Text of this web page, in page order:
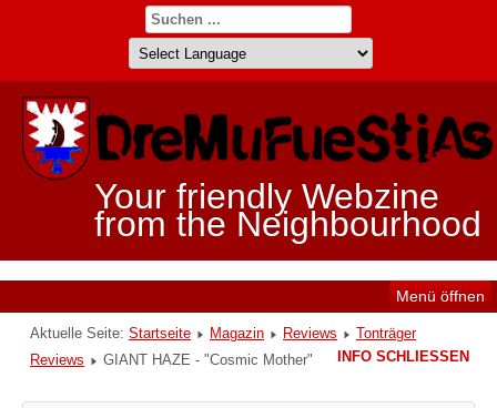
Your friendly Webzine
from the Neighbourhood
Menü öffnen
Aktuelle Seite: Startseite Magazin Reviews
Tonträger
Reviews
GIANT HAZE - "Cosmic Mother" INFO SCHLIESSEN